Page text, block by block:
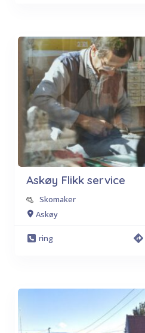
Askøy Flikk service
Skomaker
Askøy
ring